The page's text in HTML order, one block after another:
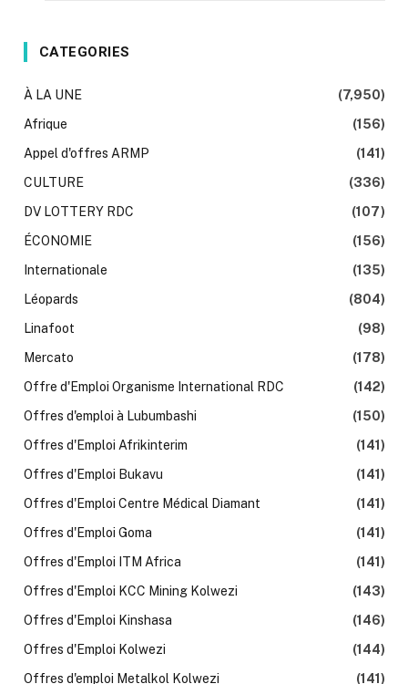
CATEGORIES
À LA UNE
(7,950)
Afrique
(156)
Appel d'offres ARMP
(141)
CULTURE
(336)
DV LOTTERY RDC
(107)
ÉCONOMIE
(156)
Internationale
(135)
Léopards
(804)
Linafoot
(98)
Mercato
(178)
Offre d'Emploi Organisme International RDC
(142)
Offres d'emploi à Lubumbashi
(150)
Offres d'Emploi Afrikinterim
(141)
Offres d'Emploi Bukavu
(141)
Offres d'Emploi Centre Médical Diamant
(141)
Offres d'Emploi Goma
(141)
Offres d'Emploi ITM Africa
(141)
Offres d'Emploi KCC Mining Kolwezi
(143)
Offres d'Emploi Kinshasa
(146)
Offres d'Emploi Kolwezi
(144)
Offres d'emploi Metalkol Kolwezi
(141)